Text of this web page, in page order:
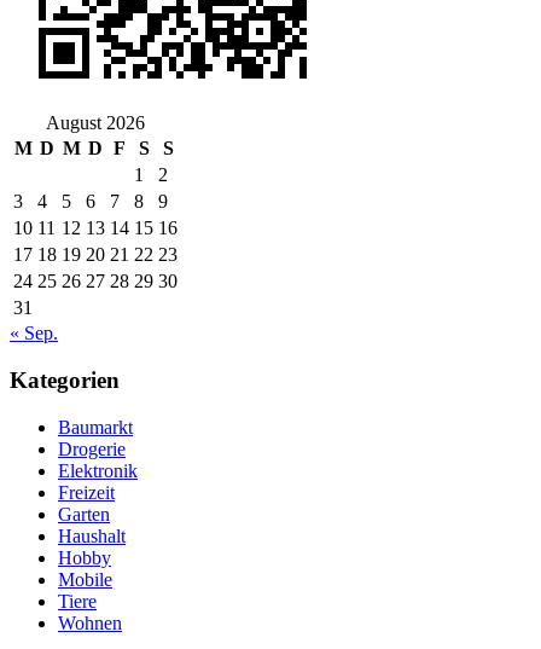
August 2026
M D M D F S
S
1
2
3
4 5 6 7 8
9
10 11 12 13 14 15 16
17 18 19 20 21 22 23
24 25 26 27 28 29 30
31
« Sep.
Kategorien
Baumarkt
Drogerie
Elektronik
Freizeit
Garten
Haushalt
Hobby
Mobile
Tiere
Wohnen